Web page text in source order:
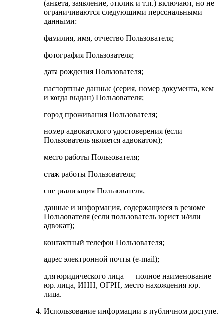
(анкета, заявление, отклик и т.п.) включают, но не
ограничиваются следующими персональными
данными:
фамилия, имя, отчество Пользователя;
фотография Пользователя;
дата рождения Пользователя;
паспортные данные (серия, номер документа, кем
и когда выдан) Пользователя;
город проживания Пользователя;
номер адвокатского удостоверения (если
Пользователь является адвокатом);
место работы Пользователя;
стаж работы Пользователя;
специализация Пользователя;
данные и информация, содержащиеся в резюме
Пользователя (если пользователь юрист и/или
адвокат);
контактный телефон Пользователя;
адрес электронной почты (e-mail);
для юридического лица — полное наименование
юр. лица, ИНН, ОГРН, место нахождения юр.
лица.
Использование информации в публичном доступе.